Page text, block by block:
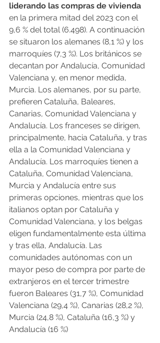
liderando las compras de vivienda
en la primera mitad del 2023 con el
9,6 % del total (6.498). A continuación
se situaron los alemanes (8,1 %) y los
marroquíes (7,3 %). Los británicos se
decantan por Andalucía, Comunidad
Valenciana y, en menor medida,
Murcia. Los alemanes, por su parte,
prefieren Cataluña, Baleares,
Canarias, Comunidad Valenciana y
Andalucía. Los franceses se dirigen,
principalmente, hacia Cataluña, y tras
ella a la Comunidad Valenciana y
Andalucía. Los marroquíes tienen a
Cataluña, Comunidad Valenciana,
Murcia y Andalucía entre sus
primeras opciones, mientras que los
italianos optan por Cataluña y
Comunidad Valenciana, y los belgas
eligen fundamentalmente esta última
y tras ella, Andalucía. Las
comunidades autónomas con un
mayor peso de compra por parte de
extranjeros en el tercer trimestre
fueron Baleares (31,7 %), Comunidad
Valenciana (29,4 %), Canarias (28,2 %),
Murcia (24,8 %), Cataluña (16,3 %) y
Andalucía (16 %)